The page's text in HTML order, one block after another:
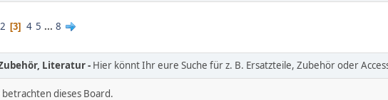
2 3 4 5 ... 8
Literatur Hier könnt Ihr eure Suche für z. B. Ersatzteile, Zubehör oder
dieses Board.